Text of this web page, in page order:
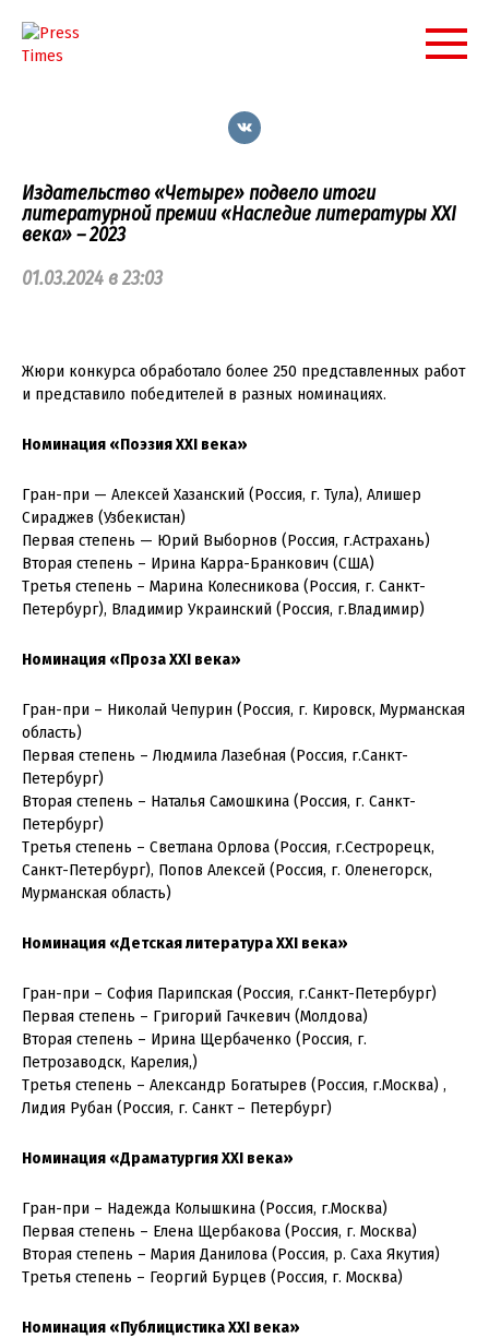
контенту
Издательство «Четыре» подвело итоги
литературной премии «Наследие литературы XXI
века» – 2023
01.03.2024 в 23:03
Жюри конкурса обработало более 250 представленных работ
и представило победителей в разных номинациях.
Номинация «Поэзия XXI века»
Гран-при — Алексей Хазанский (Россия, г. Тула), Алишер
Сираджев (Узбекистан)
Первая степень — Юрий Выборнов (Россия, г.Астрахань)
Вторая степень – Ирина Карра-Бранкович (США)
Третья степень – Марина Колесникова (Россия, г. Санкт-
Петербург), Владимир Украинский (Россия, г.Владимир)
Номинация «Проза XXI века»
Гран-при – Николай Чепурин (Россия, г. Кировск, Мурманская
область)
Первая степень – Людмила Лазебная (Россия, г.Санкт-
Петербург)
Вторая степень – Наталья Самошкина (Россия, г. Санкт-
Петербург)
Третья степень – Светлана Орлова (Россия, г.Сестрорецк,
Санкт-Петербург), Попов Алексей (Россия, г. Оленегорск,
Мурманская область)
Номинация «Детская литература XXI века»
Гран-при – София Парипская (Россия, г.Санкт-Петербург)
Первая степень – Григорий Гачкевич (Молдова)
Вторая степень – Ирина Щербаченко (Россия, г.
Петрозаводск, Карелия,)
Третья степень – Александр Богатырев (Россия, г.Москва) ,
Лидия Рубан (Россия, г. Санкт – Петербург)
Номинация «Драматургия XXI века»
Гран-при – Надежда Колышкина (Россия, г.Москва)
Первая степень – Елена Щербакова (Россия, г. Москва)
Вторая степень – Мария Данилова (Россия, р. Саха Якутия)
Третья степень – Георгий Бурцев (Россия, г. Москва)
Номинация «Публицистика XXI века»